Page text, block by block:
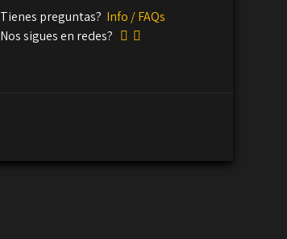
Tienes preguntas? Info / FAQs
Nos sigues en redes?